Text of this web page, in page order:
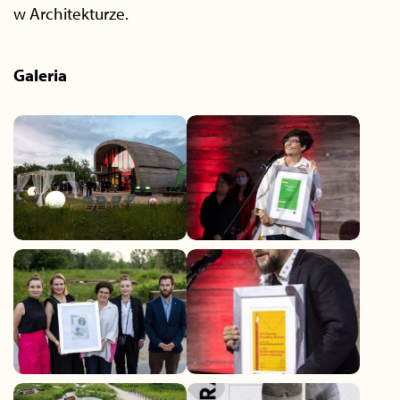
w Architekturze.
Galeria